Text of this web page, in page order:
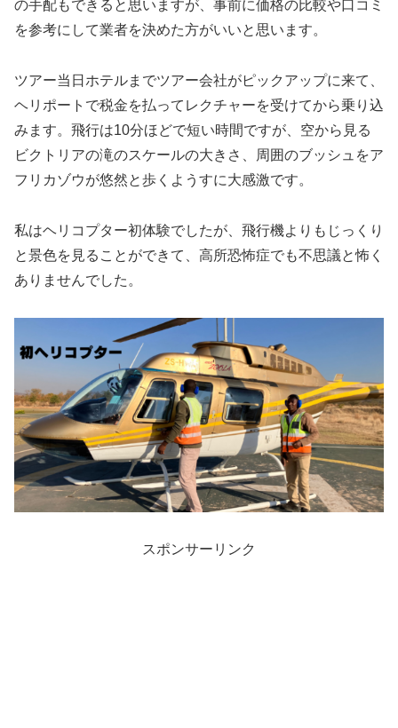
の手配もできると思いますが、事前に価格の比較や口コミ
を参考にして業者を決めた方がいいと思います。
ツアー当日ホテルまでツアー会社がピックアップに来て、
ヘリポートで税金を払ってレクチャーを受けてから乗り込
みます。飛行は10分ほどで短い時間ですが、空から見る
ビクトリアの滝のスケールの大きさ、周囲のブッシュをア
フリカゾウが悠然と歩くようすに大感激です。
私はヘリコプター初体験でしたが、飛行機よりもじっくり
と景色を見ることができて、高所恐怖症でも不思議と怖く
ありませんでした。
スポンサーリンク